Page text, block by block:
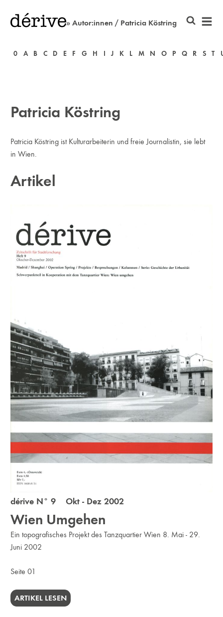
» Autor:innen / Patricia Köstring
0 A B C D E F G H I J K L M N O P Q R S T
Patricia Köstring
Patricia Köstring ist Kulturarbeiterin und freie Journalistin, sie lebt
in Wien.
Artikel
dérive N° 9 Okt - Dez 2002
Wien Umgehen
Ein topografisches Projekt des Tanzquartier Wien 8. Mai - 29.
Juni 2002
Seite 01
ARTIKEL LESEN